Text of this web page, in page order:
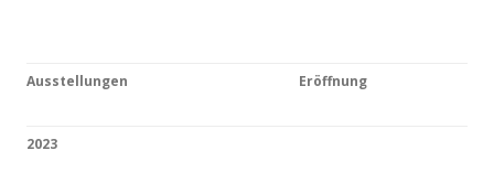
Ausstellungen Eröffnung
2023